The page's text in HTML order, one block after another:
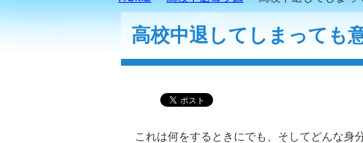
高校中退してしまっても
これは何をするときにでも、そしてどんな身